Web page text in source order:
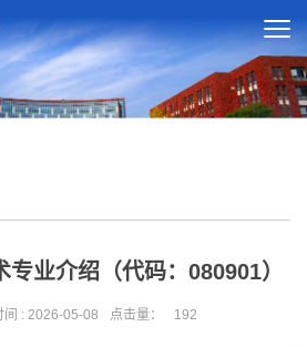
业介绍（代码：080901）
间 : 2026-05-08 点击量： 192